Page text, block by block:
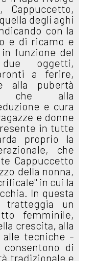
Cappuccetto,
degli aghi
con la
e di ricamo e
funzione del
oggetti,
a ferire,
alla pubertà
che alla
e cura
e donne
in tutte
proprio la
che
Cappuccetto
della nonna,
in cui la
In questa
tratteggia un
femminile,
crescita, alla
tecniche -
di
tradizionale e